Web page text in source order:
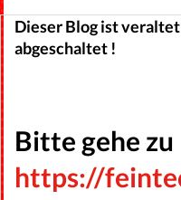
N
T
E
C
Dieser Blog ist
abgeschaltet !
Bitte gehe zu
https://